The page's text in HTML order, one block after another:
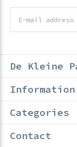
De Kleine
Information
Categories
Contact